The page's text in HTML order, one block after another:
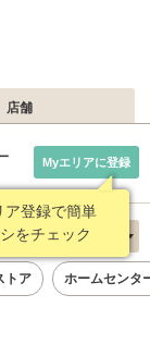
店舗
ア登録で簡単
をチェック
Myエリアに登録
新着順
トア ホームセンタ